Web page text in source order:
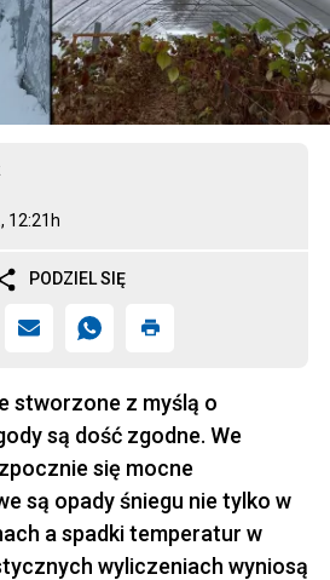
12:21h
PODZIEL SIĘ
stworzone z myślą o
są dość zgodne. We
się mocne
są opady śniegu nie tylko w
a spadki temperatur w
wyliczeniach wyniosą